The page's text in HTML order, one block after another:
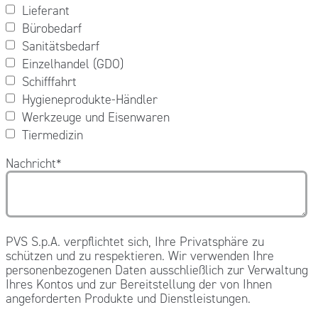
Lieferant
Bürobedarf
Sanitätsbedarf
Einzelhandel (GDO)
Schifffahrt
Hygieneprodukte-Händler
Werkzeuge und Eisenwaren
Tiermedizin
Nachricht*
PVS S.p.A. verpflichtet sich, Ihre Privatsphäre zu
schützen und zu respektieren. Wir verwenden Ihre
personenbezogenen Daten ausschließlich zur Verwaltung
Ihres Kontos und zur Bereitstellung der von Ihnen
angeforderten Produkte und Dienstleistungen.